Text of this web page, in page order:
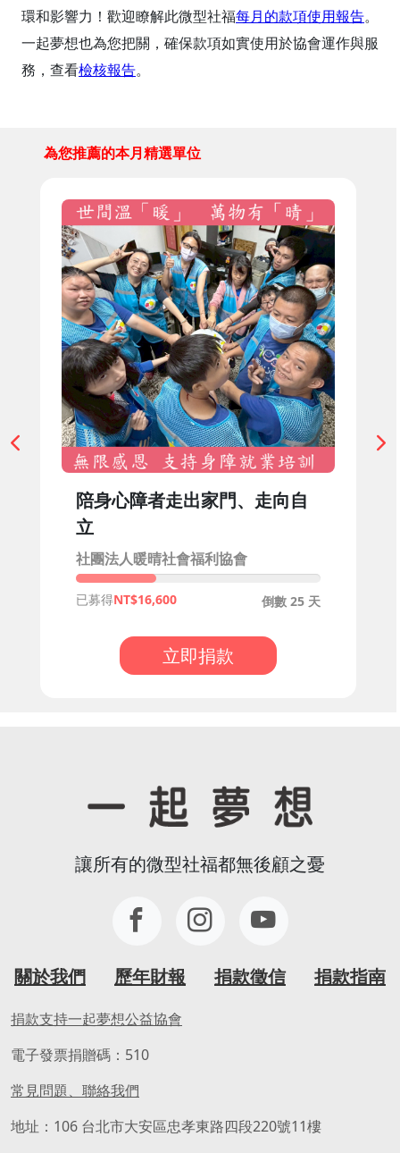
環和影響力！歡迎瞭解此微型社福每月的款項使用報告。
一起夢想也為您把關，確保款項如實使用於協會運作與服
務，查看檢核報告。
為您推薦的本月精選單位
陪身心障者走出家門、走向自
立
社團法人暖晴社會福利協會
倒數 25 天
已募得 16,600
立即捐款
讓所有的微型社福都無後顧之憂
關於我們 歷年財報 捐款徵信 捐款指南
捐款支持一起夢想公益協會
電子發票捐贈碼：510
常見問題、聯絡我們
地址：106 台北市大安區忠孝東路四段220號11樓